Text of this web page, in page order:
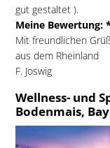
gut gestaltet ).
Meine
Mit freundlichen
aus dem Rheinland
F. Joswig
Wellness- und
Bodenmais,